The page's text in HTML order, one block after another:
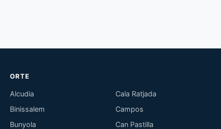
ORTE
Alcudia
Binissalem
Bunyola
Cala Ratjada
Campos
Can Pastilla